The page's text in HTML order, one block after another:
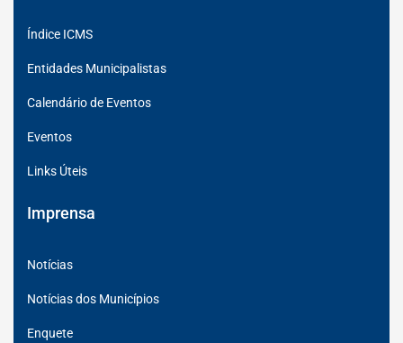
Índice ICMS
Entidades Municipalistas
Calendário de Eventos
Eventos
Links Úteis
Imprensa
Notícias
Notícias dos Municípios
Enquete